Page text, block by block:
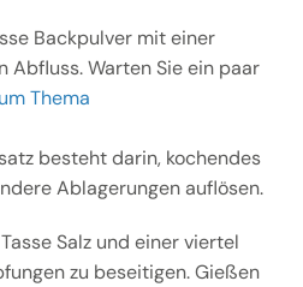
Backpulver mit einer
Abfluss. Warten Sie ein paar
Thema
besteht darin, kochendes
Ablagerungen auflösen.
Salz und einer viertel
zu beseitigen. Gießen